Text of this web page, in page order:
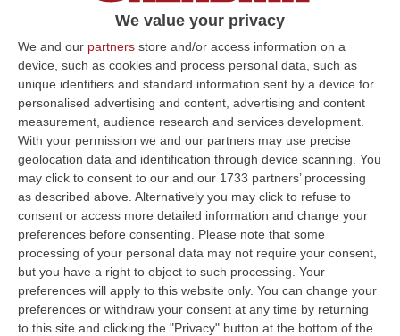
We value your privacy
We and our partners store and/or access information on a
device, such as cookies and process personal data, such as
unique identifiers and standard information sent by a device for
personalised advertising and content, advertising and content
measurement, audience research and services development.
With your permission we and our partners may use precise
geolocation data and identification through device scanning. You
may click to consent to our and our 1733 partners’ processing
as described above. Alternatively you may click to refuse to
consent or access more detailed information and change your
preferences before consenting.
Please note that some
processing of your personal data may not require your consent,
but you have a right to object to such processing. Your
preferences will apply to this website only. You can change your
preferences or withdraw your consent at any time by returning
to this site and clicking the "Privacy" button at the bottom of the
Laurea In Medicina, Arriva Il Decreto: Aumentano I Posti
laurea magistrale in Medicina e Chirurgia, Odontoiatria e Protesi den…
06 Agosto, 20:49
La Rivista “America Journals” Celebra Lo Stilista Anton Giulio
Grande
“«Rinomato per la sua impeccabile maestria artigianale e la sua
creatività visionaria, ha trasformato la moda italiana in un’espressione
dur…
06 Agosto, 20:48
Dai Piani Per Il Rischio Sismico Al Welfare, I Provvedimenti
Approvati Dalla Giunta Regionale
“CATANZARO La Giunta della Regione Calabria, nella seduta odierna, su
proposta del presidente Roberto Occhiuto, ha approvato il nuovo Protoc…